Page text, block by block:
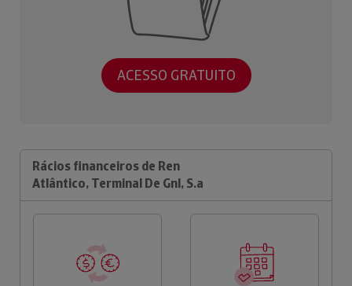
ACESSO GRATUITO
Rácios financeiros de Ren
Atlântico, Terminal De Gnl, S.a